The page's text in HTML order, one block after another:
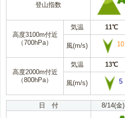
登山指数
高度3100m付近
（700hPa）
気温 11℃
風(m/s) 10
高度2000m付近
（800hPa）
気温 13℃
風(m/s) 5
日 付 8/14(金)